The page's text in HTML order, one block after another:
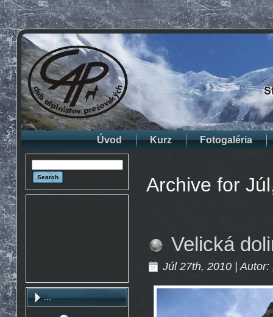
Úvod Kurz Fotogaléria
...
Archive for
Velická
Júl 27th, 2010 | Autor: